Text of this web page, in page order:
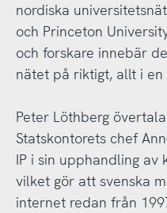
nordiska
och Princeton
och forskare innebär
nätet på riktigt, allt i
Peter Löthberg
Statskontorets chef
IP i sin upphandling av
vilket gör att svenska
internet redan från